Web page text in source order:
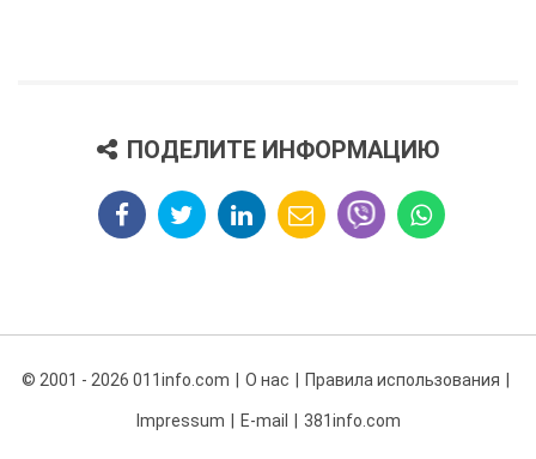
ПОДЕЛИТЕ ИНФОРМАЦИЮ
© 2001 - 2026 011info.com О нас Правила использования
Impressum E-mail 381info.com